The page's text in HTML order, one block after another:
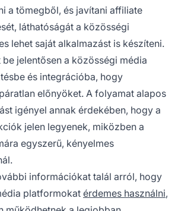
a tömegből, és javítani affiliate
láthatóságát a közösségi
lehet saját alkalmazást is készíteni.
jelentősen a közösségi média
és integrációba, hogy
előnyöket. A folyamat alapos
igényel annak érdekében, hogy a
jelen legyenek, miközben a
egyszerű, kényelmes
információkat talál arról, hogy
platformokat érdemes használni,